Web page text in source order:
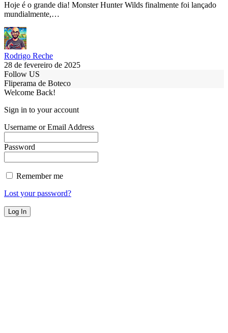
Hoje é o grande dia! Monster Hunter Wilds finalmente foi lançado
mundialmente,…
Rodrigo Reche
28 de fevereiro de 2025
Follow US
Fliperama de Boteco
Welcome Back!
Sign in to your account
Username or Email Address
Password
Remember me
Lost your password?